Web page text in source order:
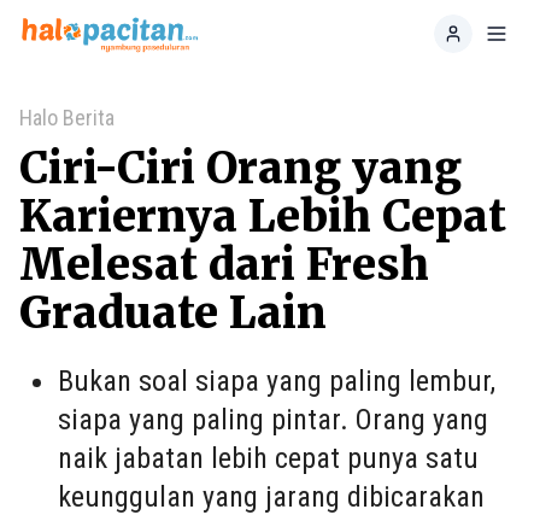
Home
Halo Berita
Ciri-Ciri Orang yang
Kariernya Lebih Cepat
Melesat dari Fresh
Graduate Lain
Bukan soal siapa yang paling lembur,
siapa yang paling pintar. Orang yang
naik jabatan lebih cepat punya satu
keunggulan yang jarang dibicarakan